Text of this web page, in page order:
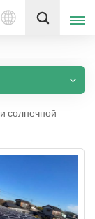
Русский
солнечной